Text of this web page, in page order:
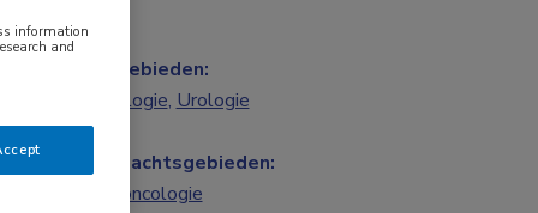
Vakgebieden:
Oncologie, Urologie
Aandachtsgebieden:
Uro-oncologie
information
and